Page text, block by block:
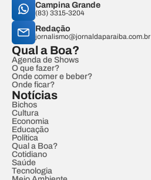
Campina Grande
(83) 3315-3204
Redação
jornalismo@jornaldaparaiba.com.br
Qual a Boa?
Agenda de Shows
O que fazer?
Onde comer e beber?
Onde ficar?
Notícias
Bichos
Cultura
Economia
Educação
Política
Qual a Boa?
Cotidiano
Saúde
Tecnologia